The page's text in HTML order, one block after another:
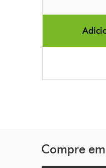
Compre